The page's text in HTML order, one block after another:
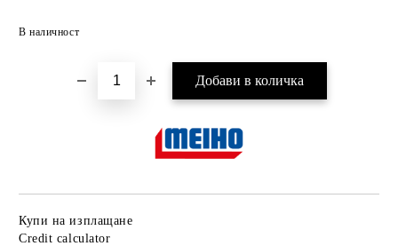
В наличност
Купи на изплащане
Credit calculator